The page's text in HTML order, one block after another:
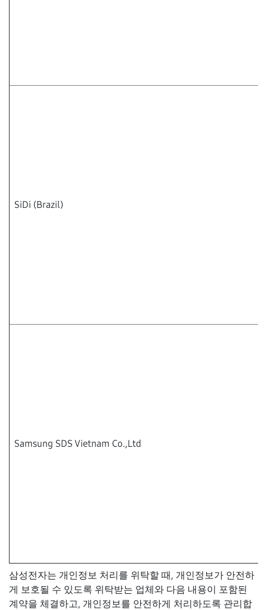
SiDi (Brazil)
Samsung SDS Vietnam Co.,Ltd
삼성전자는 개인정보 처리를 위탁할 때, 개인정보가 안전하
게 보호될 수 있도록 위탁받는 업체와 다음 내용이 포함된
계약을 체결하고, 개인정보를 안전하게 처리하도록 관리합